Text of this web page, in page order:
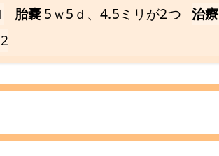
胎嚢5ｗ5ｄ、4.5ミリが2つ 治療